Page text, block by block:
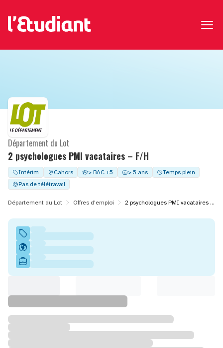
2 psychologues PMI vacataires – F/H
Département du Lot
Intérim Cahors > BAC +5 > 5 ans
Temps plein
Pas de télétravail
Département du Lot Offres d'emploi 2 psychologues PMI vacataires – F/H